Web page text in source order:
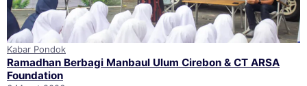
Kabar Pondok
Ramadhan Berbagi Manbaul Ulum Cirebon & CT ARSA
Foundation